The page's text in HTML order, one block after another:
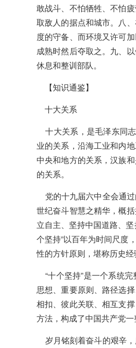
敢战斗、不怕牺牲、不怕
取敌人的据点和城市。八
度的守备、而环境又许可
成熟时然后夺取之。九、
休息和整训部队。
【知识通鉴】
十大关系
十大关系，是毛泽东同
业的关系，沿海工业和内
中央和地方的关系，汉族
的关系。
党的十九届六中全会通
世纪奋斗智慧之精华，概
立自主、坚持中国道路、
个坚持”以百年为时间尺度
性的方针原则，堪称历史经
“十个坚持”是一个系统
思想、重要原则、路径选
相扣、彼此关联、相互支
方法，构成了中国共产党一
岁月铭刻着奋斗的艰辛